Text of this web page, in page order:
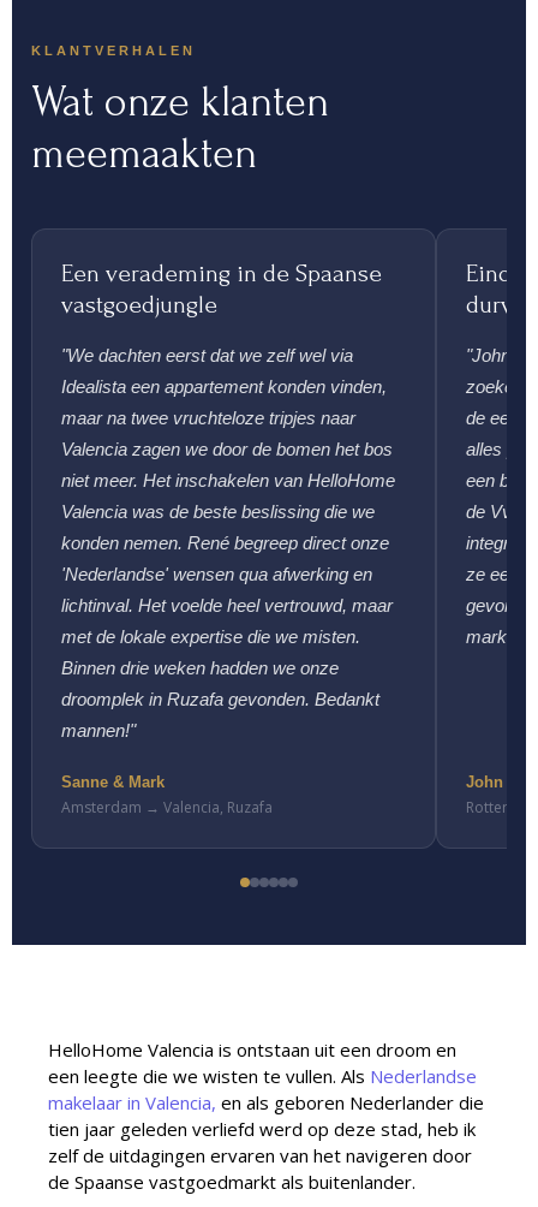
KLANTVERHALEN
Wat onze klanten
meemaakten
Een verademing in de Spaanse
vastgoedjungle
"We dachten eerst dat we zelf wel via
Idealista een appartement konden vinden,
maar na twee vruchteloze tripjes naar
Valencia zagen we door de bomen het bos
niet meer. Het inschakelen van HelloHome
Valencia was de beste beslissing die we
konden nemen. René begreep direct onze
'Nederlandse' wensen qua afwerking en
lichtinval. Het voelde heel vertrouwd, maar
met de lokale expertise die we misten.
Binnen drie weken hadden we onze
droomplek in Ruzafa gevonden. Bedankt
mannen!"
Sanne & Mark
Amsterdam → Valencia, Ruzafa
"John
zoeken.
de
alles
een
de VvE
ze een
markt
John &
HelloHome Valencia is ontstaan ​​uit een droom en
een leegte die we wisten te vullen. Als Nederlandse
makelaar in Valencia, en als geboren Nederlander die
tien jaar geleden verliefd werd op deze stad, heb ik
zelf de uitdagingen ervaren van het navigeren door
de Spaanse vastgoedmarkt als buitenlander.